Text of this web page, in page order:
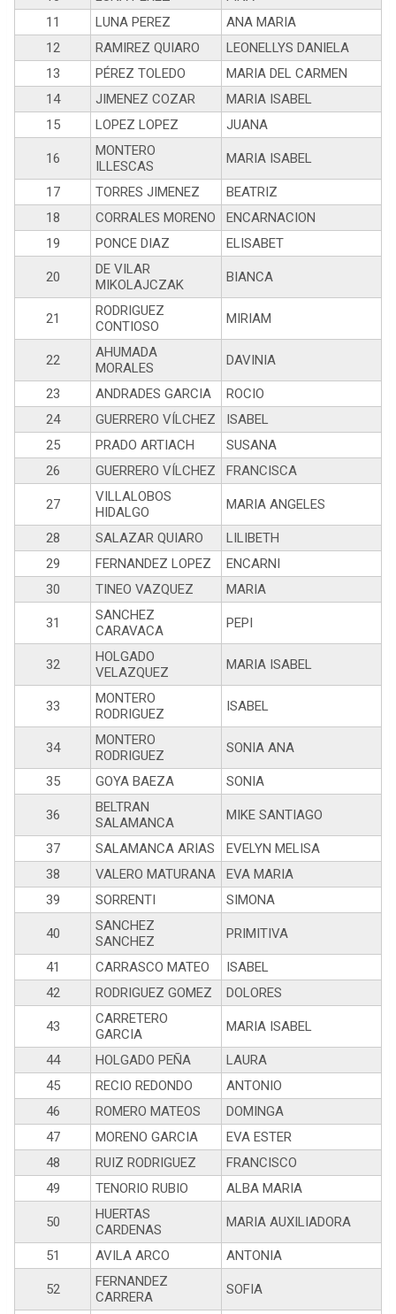
11
LUNA PEREZ
ANA MARIA
12
RAMIREZ QUIARO
LEONELLYS DANIELA
13
PÉREZ TOLEDO
MARIA DEL CARMEN
14
JIMENEZ COZAR
MARIA ISABEL
15
LOPEZ LOPEZ JUANA
16
MONTERO
ILLESCAS
MARIA ISABEL
17 TORRES JIMENEZ
BEATRIZ
18
CORRALES MORENO
ENCARNACION
19
PONCE DIAZ ELISABET
20
DE VILAR
MIKOLAJCZAK
BIANCA
21
RODRIGUEZ
CONTIOSO
MIRIAM
22
AHUMADA
MORALES
DAVINIA
23 ANDRADES GARCIA
ROCIO
24
GUERRERO VÍLCHEZ
ISABEL
25
PRADO ARTIACH
SUSANA
26
GUERRERO VÍLCHEZ FRANCISCA
27
VILLALOBOS
HIDALGO
MARIA ANGELES
28 SALAZAR QUIARO
LILIBETH
29
FERNANDEZ LOPEZ
ENCARNI
30
TINEO VAZQUEZ MARIA
31
SANCHEZ
CARAVACA
PEPI
32
HOLGADO
VELAZQUEZ
MARIA ISABEL
33
MONTERO
RODRIGUEZ
ISABEL
34
MONTERO
RODRIGUEZ
SONIA ANA
35 GOYA BAEZA SONIA
36
BELTRAN
SALAMANCA
MIKE SANTIAGO
37 SALAMANCA ARIAS
EVELYN MELISA
38
VALERO MATURANA
EVA MARIA
39
SORRENTI SIMONA
40
SANCHEZ
SANCHEZ
PRIMITIVA
41 CARRASCO MATEO
ISABEL
42
RODRIGUEZ GOMEZ DOLORES
43
CARRETERO
GARCIA
MARIA ISABEL
44 HOLGADO PEÑA
LAURA
45
RECIO REDONDO
ANTONIO
46
ROMERO MATEOS
DOMINGA
47
MORENO GARCIA
EVA ESTER
48
RUIZ RODRIGUEZ
FRANCISCO
49
TENORIO RUBIO ALBA MARIA
50
HUERTAS
CARDENAS
MARIA AUXILIADORA
51 AVILA ARCO ANTONIA
52
FERNANDEZ
CARRERA
SOFIA